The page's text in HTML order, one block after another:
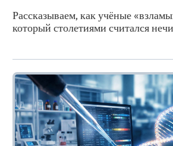
Рассказываем, как учёные
который столетиями считался